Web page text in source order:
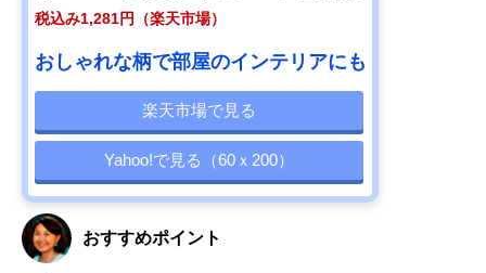
税込み1,281円（楽天市場）
おしゃれな柄で部屋のインテリアにも
楽天市場で見る
Yahoo!で見る（60ｘ200）
おすすめポイント